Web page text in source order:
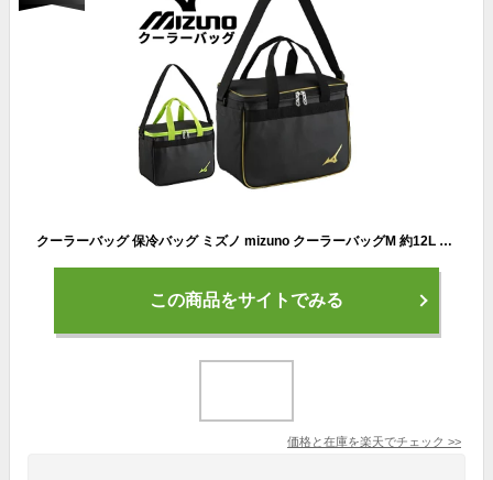
クーラーバッグ 保冷バッグ ミズノ mizuno クーラーバッグM 約12L スポーツ アウトドア レジャー 部活 運動会 お買い物/1FJY2301
この商品をサイトでみる
価格と在庫を楽天でチェック >>